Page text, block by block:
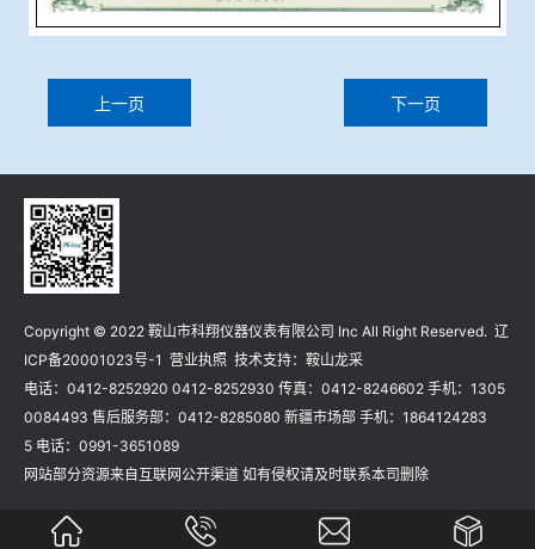
上一页 下一页
Copyright © 2022 鞍山市科翔仪器仪表有限公司 Inc All Right Reserved. 辽
ICP备20001023号-1 营业执照 技术支持： 鞍山龙采
电话：0412-8252920 0412-8252930 传真：0412-8246602 手机：1305
0084493 售后服务部：0412-8285080 新疆市场部 手机：1864124283
5 电话：0991-3651089
网站部分资源来自互联网公开渠道 如有侵权请及时联系本司删除